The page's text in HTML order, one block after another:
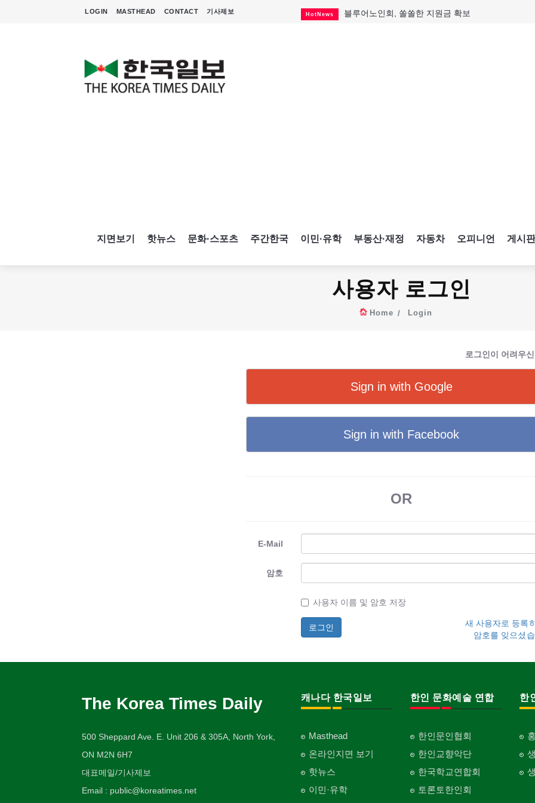
LOGIN MASTHEAD CONTACT 기사제보 HotNews 블루어노인회, 쏠쏠한 지원금 확보
지면보기 핫뉴스 문화·스포츠 주간한국 이민·유학 부동산·재정 자동차 오피니언 게시판
사용자 로그인
Home Login
로그인이 어려우
Sign in with Google
Sign in with Facebook
OR
E-Mail
암호
사용자 이름 및 암호 저장
새 사용자로 등록
암호를 잊으셨
The Korea Times Daily
500 Sheppard Ave. E. Unit 206 & 305A, North York,
ON M2N 6H7
대표메일/기사제보
Email : public@koreatimes.net
캐나다 한국일보
Masthead
온라인지면 보기
핫뉴스
이민·유학
한인 문화예술 연합
한인문인협회
한인교향악단
한국학교연합회
토론토한인회
한